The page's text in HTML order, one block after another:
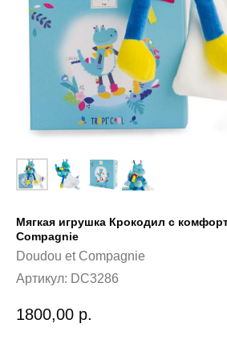
Мягкая игрушка Крокодил с
Compagnie
Doudou et Compagnie
Артикул: DC3286
1800,00 р.